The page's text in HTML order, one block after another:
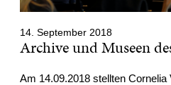
14. September 2018
Archive und Museen
Am 14.09.2018 stellten